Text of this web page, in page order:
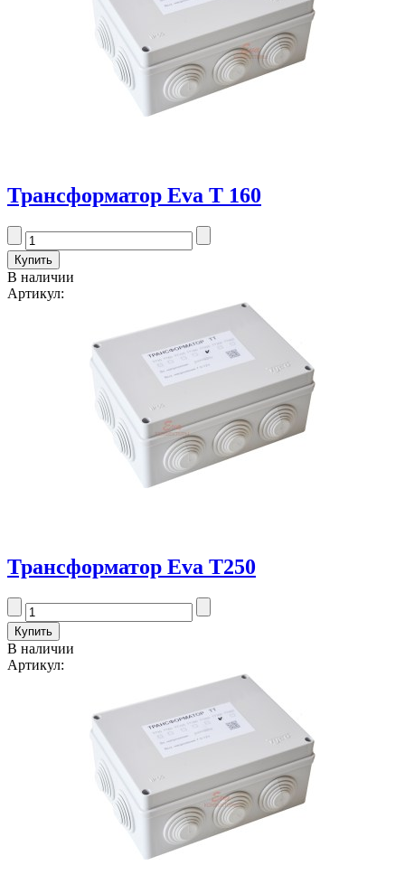
Трансформатор Eva T 160
В наличии
Артикул:
Трансформатор Eva T250
В наличии
Артикул: